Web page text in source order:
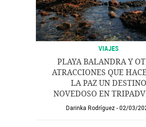
VIAJES
PLAYA BALANDRA Y
ATRACCIONES QUE
LA PAZ UN DESTINO
NOVEDOSO EN
Darinka Rodríguez 02/03/